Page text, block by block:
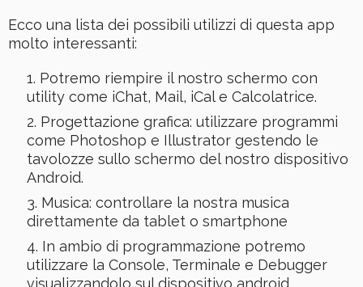
Ecco una lista dei possibili utilizzi di questa app
molto interessanti:
Potremo riempire il nostro schermo con
utility come iChat, Mail, iCal e Calcolatrice.
Progettazione grafica: utilizzare programmi
come Photoshop e Illustrator gestendo le
tavolozze sullo schermo del nostro dispositivo
Android.
Musica: controllare la nostra musica
direttamente da tablet o smartphone
In ambio di programmazione potremo
utilizzare la Console, Terminale e Debugger